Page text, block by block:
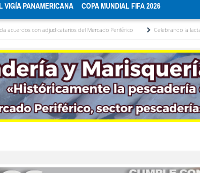
VIGÍA PANAMERICANA COPA MUNDIAL FIFA 2026
adjudicatarios del Mercado Periférico Celebrando la lactancia